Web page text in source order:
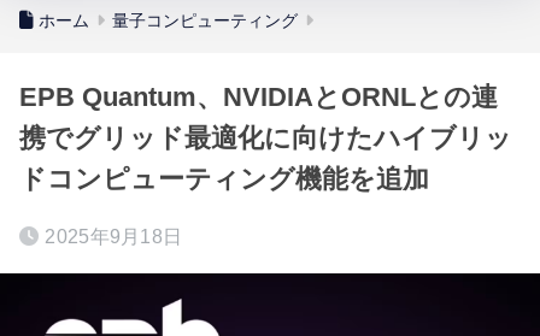
ホーム 量子コンピューティング
EPB Quantum、NVIDIAとORNLとの連
携でグリッド最適化に向けたハイブリッ
ドコンピューティング機能を追加
2025年9月18日